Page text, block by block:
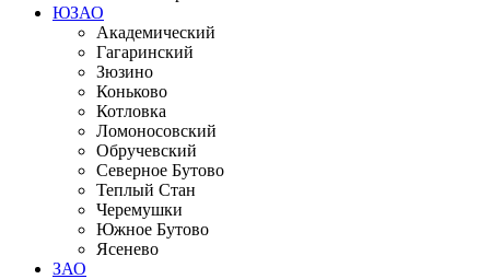
ЮЗАО
Академический
Гагаринский
Зюзино
Коньково
Котловка
Ломоносовский
Обручевский
Северное Бутово
Теплый Стан
Черемушки
Южное Бутово
Ясенево
ЗАО